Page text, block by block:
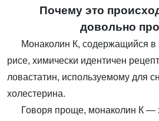
Почему это
довольно
Монаколин К, содержащийся в
рисе, химически идентичен
ловастатин, используемому для
холестерина.
Говоря проще, монаколин К —